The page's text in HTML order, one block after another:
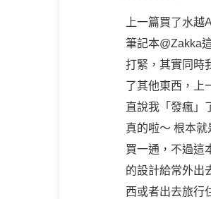
上一篇買了水越
筆記本@Zakka
打緊，其實同時
了其他東西，上
直說我「發瘋」
真的啦～ 根本就
買一通，不過這
的設計給常外出
西或者出去旅行